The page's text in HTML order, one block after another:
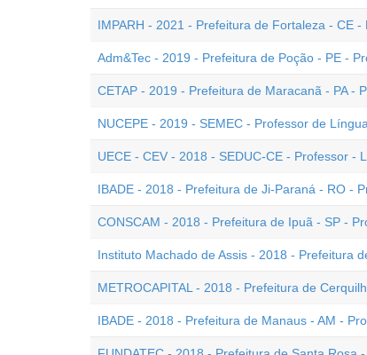
IMPARH - 2021 - Prefeitura de Fortaleza - CE
Adm&Tec - 2019 - Prefeitura de Poção - PE -
CETAP - 2019 - Prefeitura de Maracanã - PA -
NUCEPE - 2019 - SEMEC - Professor de
UECE - CEV - 2018 - SEDUC-CE - Professor -
IBADE - 2018 - Prefeitura de Ji-Paraná - RO -
CONSCAM - 2018 - Prefeitura de Ipuã - SP -
Instituto Machado de Assis - 2018 - Prefeitura
METROCAPITAL - 2018 - Prefeitura de
IBADE - 2018 - Prefeitura de Manaus - AM -